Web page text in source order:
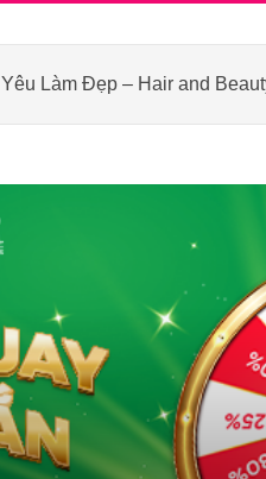
Yêu Làm Đẹp – Hair and